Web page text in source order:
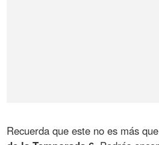
Recuerda que este no es más que